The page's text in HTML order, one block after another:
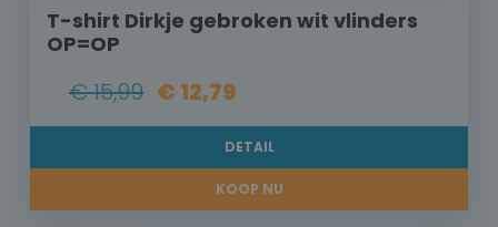
T-shirt Dirkje gebroken wit vlinders
OP=OP
€ 15,99 € 12,79
DETAIL
KOOP NU